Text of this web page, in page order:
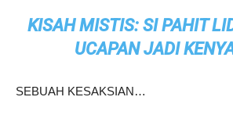
KISAH MISTIS: SI PAHIT
UCAPAN JADI
SEBUAH KESAKSIAN…